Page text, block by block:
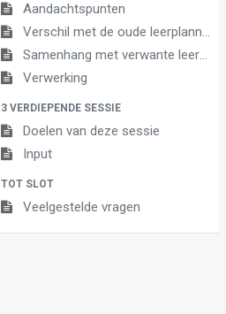
Aandachtspunten
Verschil met de oude leerplannen
Samenhang met verwante leerplannen
Verwerking
3 VERDIEPENDE SESSIE
Doelen van deze sessie
Input
TOT SLOT
Veelgestelde vragen